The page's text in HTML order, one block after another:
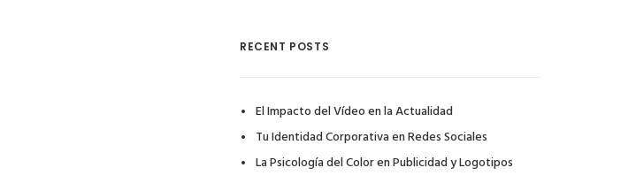
RECENT POSTS
El Impacto del Vídeo en la Actualidad
Tu Identidad Corporativa en Redes Sociales
La Psicología del Color en Publicidad y Logotipos